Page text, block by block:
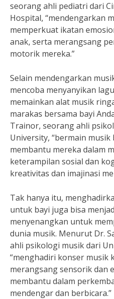
seorang ahli pediatri dari
Hospital, “mendengarkan
memperkuat ikatan
anak, serta merangsang
motorik mereka.”
Selain mendengarkan
mencoba menyanyikan
memainkan alat musik
marakas bersama bayi
Trainor, seorang ahli
University, “bermain
membantu mereka dalam
keterampilan sosial dan
kreativitas dan imajinasi
Tak hanya itu,
untuk bayi juga bisa
menyenangkan untuk
dunia musik. Menurut Dr.
ahli psikologi musik dari
“menghadiri konser musik
merangsang sensorik dan
membantu dalam
mendengar dan berbicara.”